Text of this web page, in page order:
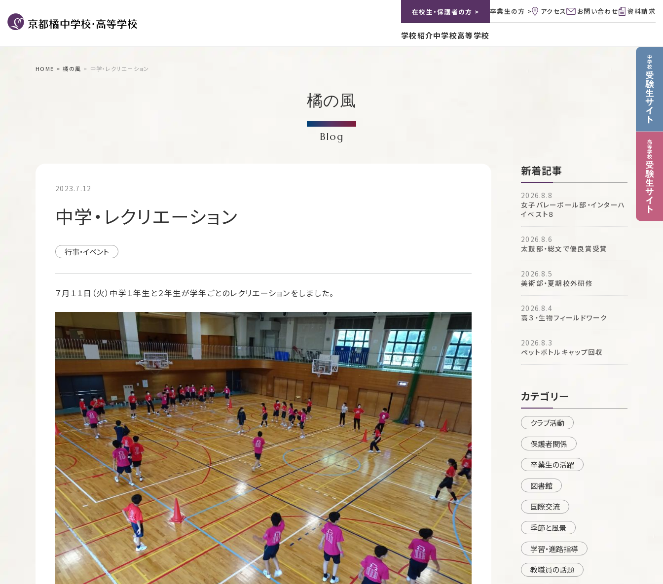
在校生・保護者の方 > 卒業生の方 > アクセス お問い合わせ 資料請求
学校紹介中学校高等学校
HOME 橘の風 中学・レクリエーション
橘の風
Blog
2023.7.12
中学・レクリエーション
行事・イベント
７月１１日（火）中学１年生と２年生が学年ごとのレクリエーションをしました。
新着記事
2026.8.8
女子バレーボール部・インターハ
イベスト８
2026.8.6
太鼓部・総文で優良賞受賞
2026.8.5
美術部・夏期校外研修
2026.8.4
高３・生物フィールドワーク
2026.8.3
ペットボトルキャップ回収
カテゴリー
クラブ活動
保護者関係
卒業生の活躍
図書館
国際交流
季節と風景
学習・進路指導
教職員の話題